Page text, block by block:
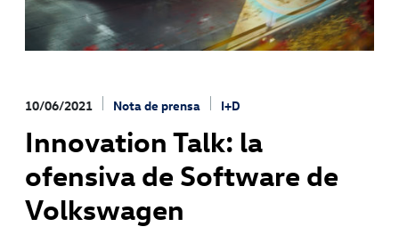
10/06/2021 Nota de prensa I+D
Innovation Talk: la
ofensiva de Software de
Volkswagen